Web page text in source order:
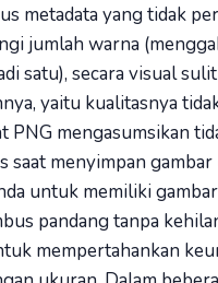
metadata yang tidak
jumlah warna
satu), secara visual
yaitu kualitasnya
PNG mengasumsikan
saat menyimpan gambar
untuk memiliki
pandang tanpa
mempertahankan